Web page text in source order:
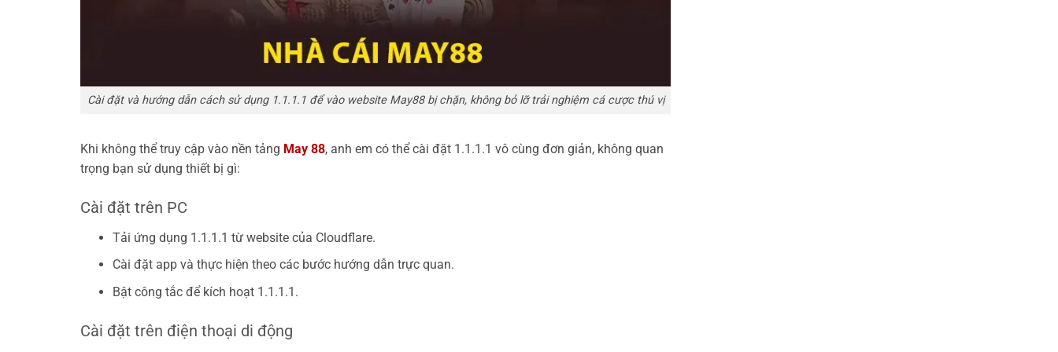
Cài đặt và hướng dẫn cách sử dụng 1.1.1.1 để vào website May88 bị chặn, không bỏ lỡ trải nghiệm cá cược thú vị
Khi không thể truy cập vào nền tảng May 88, anh em có thể cài đặt 1.1.1.1 vô cùng đơn giản, không quan
trọng bạn sử dụng thiết bị gì:
Cài đặt trên PC
Tải ứng dụng 1.1.1.1 từ website của Cloudflare.
Cài đặt app và thực hiện theo các bước hướng dẫn trực quan.
Bật công tắc để kích hoạt 1.1.1.1.
Cài đặt trên điện thoại di động